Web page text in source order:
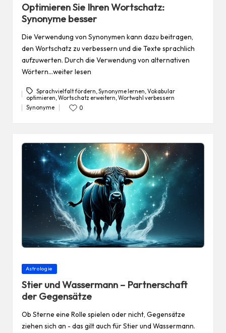
Optimieren Sie Ihren Wortschatz:
Synonyme besser
Die Verwendung von Synonymen kann dazu beitragen,
den Wortschatz zu verbessern und die Texte sprachlich
aufzuwerten. Durch die Verwendung von alternativen
Wörtern…weiter lesen
Tags:
Sprachvielfalt fördern ,Synonyme lernen ,Vokabular
optimieren Wortschatz erweitern Wortwahl verbessern
Posted
Synonyme 0
Posted
Astrologie
Stier und Wassermann – Partnerschaft
der Gegensätze
Ob Sterne eine Rolle spielen oder nicht, Gegensätze
ziehen sich an - das gilt auch für Stier und Wassermann.